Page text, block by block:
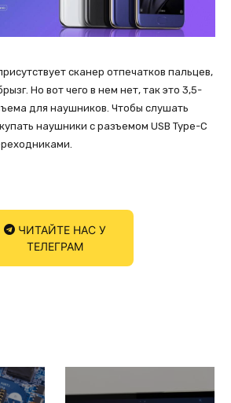
сканер отпечатков пальцев,
Но вот чего в нем нет, так это 3,5-
для наушников. Чтобы слушать
наушники с разъемом USB Type-C
ЧИТАЙТЕ НАС У
ТЕЛЕГРАМ